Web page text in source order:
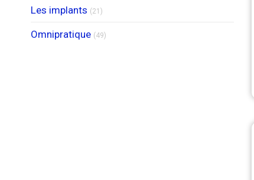
Les implants (21)
Omnipratique (49)